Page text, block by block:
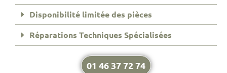
Disponibilité limitée des pièces
Réparations Techniques Spécialisées
01 46 37 72 74